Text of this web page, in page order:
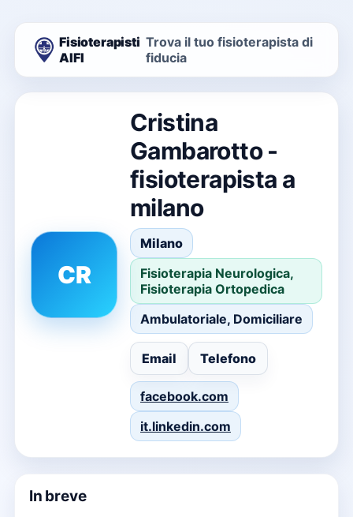
Fisioterapisti
AIFI
Trova il tuo fisioterapista di
fiducia
CR
Cristina
Gambarotto -
fisioterapista a
milano
Milano
Fisioterapia Neurologica,
Fisioterapia Ortopedica
Ambulatoriale, Domiciliare
Email Telefono
facebook.com
it.linkedin.com
In breve